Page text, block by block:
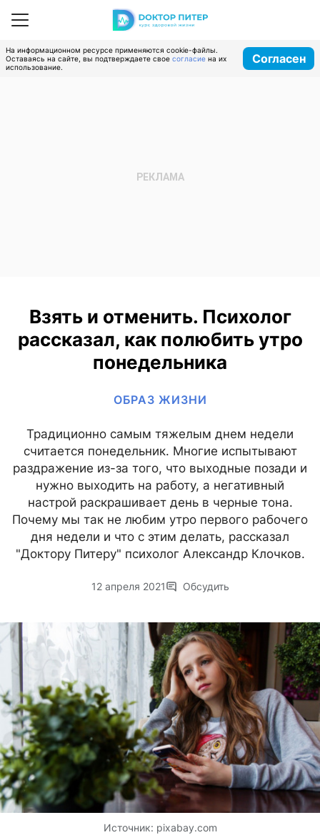
На информационном ресурсе применяются cookie-файлы.
Оставаясь на сайте, вы подтверждаете свое согласие на их
использование.
Согласен
Взять и отменить. Психолог
рассказал, как полюбить утро
понедельника
ОБРАЗ ЖИЗНИ
Традиционно самым тяжелым днем недели
считается понедельник. Многие испытывают
раздражение из-за того, что выходные позади и
нужно выходить на работу, а негативный
настрой раскрашивает день в черные тона.
Почему мы так не любим утро первого рабочего
дня недели и что с этим делать, рассказал
"Доктору Питеру" психолог Александр Клочков.
12 апреля 2021 Обсудить
Источник: pixabay.com